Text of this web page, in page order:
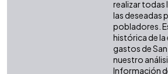
realizar todas
las deseadas
pobladores.
histórica de
gastos de
nuestro
Información